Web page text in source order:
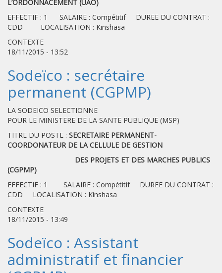
L’ORDONNACEMENT (UAO)
EFFECTIF : 1 SALAIRE : Compétitif DUREE DU CONTRAT :
CDD LOCALISATION : Kinshasa
CONTEXTE
18/11/2015 - 13:52
Sodeïco : secrétaire
permanent (CGPMP)
LA SODEICO SELECTIONNE
POUR LE MINISTERE DE LA SANTE PUBLIQUE (MSP)
TITRE DU POSTE : SECRETAIRE PERMANENT-
COORDONATEUR DE LA CELLULE DE GESTION
DES PROJETS ET DES MARCHES PUBLICS
(CGPMP)
EFFECTIF : 1 SALAIRE : Compétitif DUREE DU CONTRAT :
CDD LOCALISATION : Kinshasa
CONTEXTE
18/11/2015 - 13:49
Sodeïco : Assistant
administratif et financier